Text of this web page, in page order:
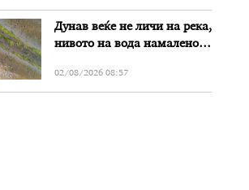
Дунав веќе не личи на река,
нивото на вода намалено
Бугарија
02/08/2026 08:57